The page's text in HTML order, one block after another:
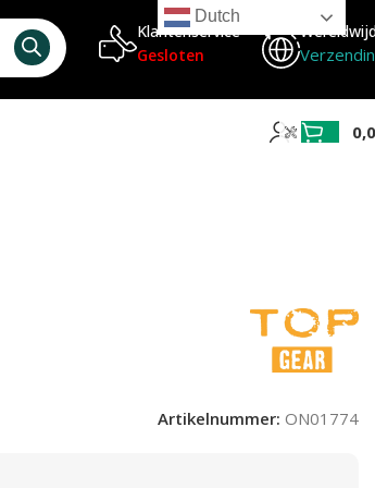
Klantenservice
Gesloten
Artikelnummer: ON01774
Dutch